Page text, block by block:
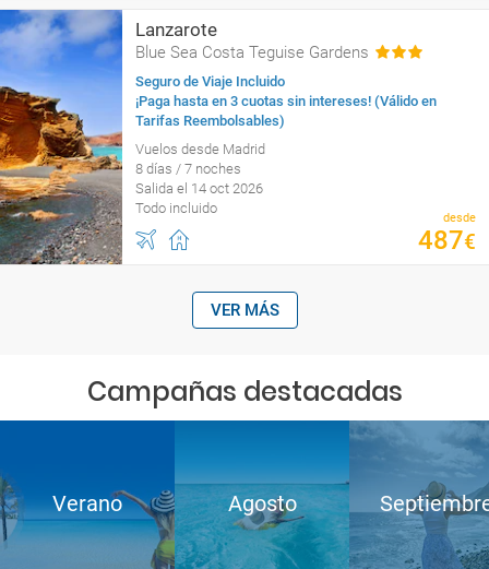
Lanzarote
Blue Sea Costa Teguise Gardens
Seguro de Viaje Incluido
¡Paga hasta en 3 cuotas sin intereses! (Válido en
Tarifas Reembolsables)
Vuelos desde Madrid
8 días / 7 noches
Salida el 14 oct 2026
Todo incluido
desde
487€
VER MÁS
Campañas destacadas
Verano Agosto